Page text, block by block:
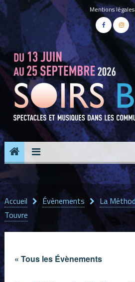
Mentions légales
Accueil Évènements
La
Touvre
« Tous les Évènements
Panneau de gestion des cookies